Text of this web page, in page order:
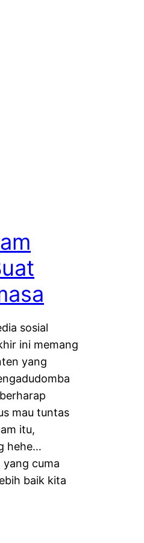
sosial
ini memang
yang
mau tuntas
itu,
hehe…
cuma
baik kita